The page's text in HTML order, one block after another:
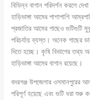
বিভিন্ন বাগান পরিদর্শন করলে
হাড়িভাঙ্গা আমের পাশাপাশি
প্রজাতির আমের গাছেও গুটিগুটি
পরিচর্যায় ব্যস্ত। অনেক গাছের
দিতে হচ্ছে। কৃষি বিভাগের তথ্য
হাড়িভাঙ্গা আমের বাগান রয়েছে।
বদরগঞ্জ উপজেলার ওসমানপুরের
পরিপূর্ণ হয়েছে এবং গুটি ধরা